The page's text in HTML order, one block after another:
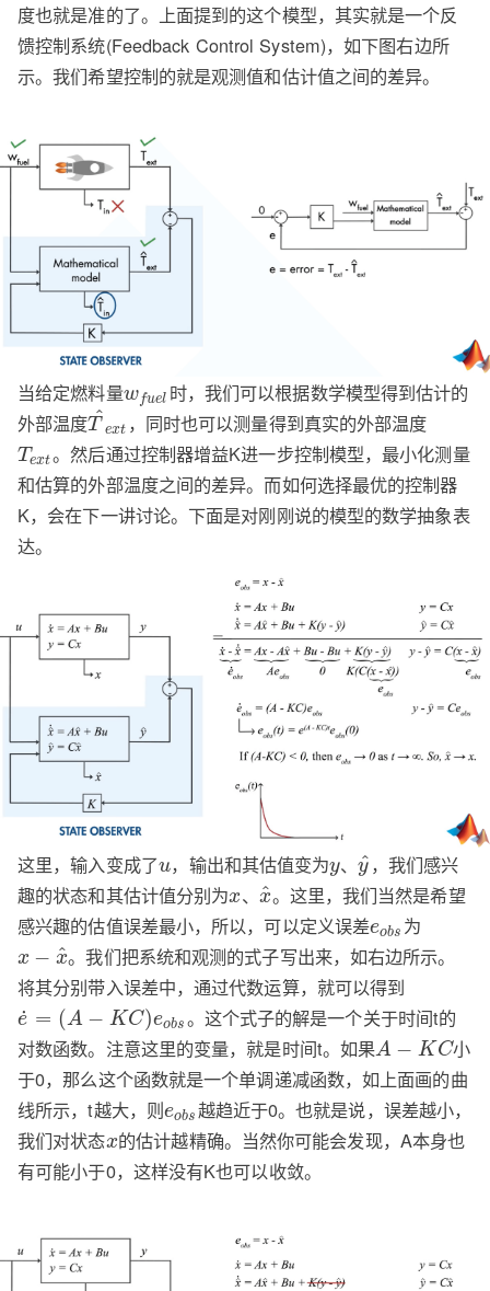
度也就是准的了。上面提到的这个模型，其实就是一个反
馈控制系统(Feedback Control System)，如下图右边所
示。我们希望控制的就是观测值和估计值之间的差异。
当给定燃料量wfuel 时，我们可以根据数学模型得到估计的
外部温度T^ext ，同时也可以测量得到真实的外部温度
Text。然后通过控制器增益K进一步控制模型，最小化测量
和估算的外部温度之间的差异。而如何选择最优的控制器
K，会在下一讲讨论。下面是对刚刚说的模型的数学抽象表
达。
这里，输入变成了u，输出和其估值变为y、y
^ ，我们感兴
趣的状态和其估计值分别为x、 x
^。这里，我们当然是希望
感兴趣的估值误差最小，所以，可以定义误差eobs 为
x − x
^。我们把系统和观测的式子写出来，如右边所示。
将其分别带入误差中，通过代数运算，就可以得到
e
˙ = (A − KC)eobs 。这个式子的解是一个关于时间t的
对数函数。注意这里的变量，就是时间t。如果A − K C小
于0，那么这个函数就是一个单调递减函数，如上面画的曲
线所示，t越大，则eobs 越趋近于0。也就是说，误差越小，
我们对状态x的估计越精确。当然你可能会发现，A本身也
有可能小于0，这样没有K也可以收敛。